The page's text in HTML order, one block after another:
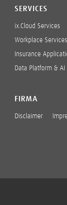
SERVICES
ix.Cloud Services
Workplace Services
Insurance
Data Platform & AI
FIRMA
Disclaimer